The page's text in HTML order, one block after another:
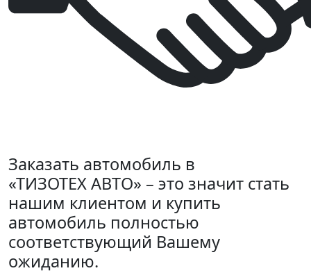
Заказать автомобиль в
«ТИЗОТЕХ АВТО» – это значит стать
нашим клиентом и купить
автомобиль полностью
соответствующий Вашему
ожиданию.